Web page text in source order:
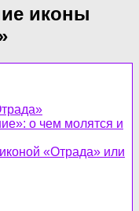
иконы
о чем молятся и
«Отрада» или